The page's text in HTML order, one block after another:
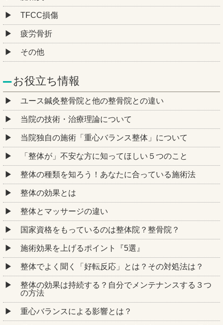
TFCC損傷
疲労骨折
その他
お役立ち情報
ユース鍼灸整骨院と他の整骨院との違い
当院の技術・治療理論について
当院独自の施術「重心バランス整体」について
「整体が」不安な方に知ってほしい５つのこと
整体の種類を知ろう！あなたに合っている施術法
整体の効果とは
整体とマッサージの違い
国家資格をもっているのは整体院？整骨院？
施術効果を上げるポイント『5選』
整体でよく聞く「好転反応」とは？その対処法は？
整体の効果は持続する？自分でメンテナンスする３つ
の方法
重心バランスによる影響とは？